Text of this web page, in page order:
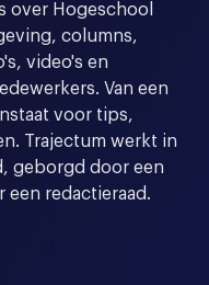
over Hogeschool
columns,
video's en
Van een
voor tips,
Trajectum werkt in
geborgd door een
redactieraad.